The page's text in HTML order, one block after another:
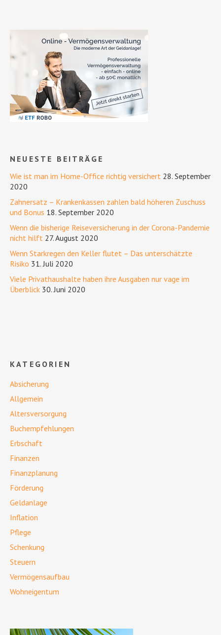
NEUESTE BEITRÄGE
Wie ist man im Home-Office richtig versichert 28. September
2020
Zahnersatz – Krankenkassen zahlen bald höheren Zuschuss
und Bonus 18. September 2020
Wenn die bisherige Reiseversicherung in der Corona-Pandemie
nicht hilft 27. August 2020
Wenn Starkregen den Keller flutet – Das unterschätzte
Risiko 31. Juli 2020
Viele Privathaushalte haben ihre Ausgaben nur vage im
Überblick 30. Juni 2020
KATEGORIEN
Absicherung
Allgemein
Altersversorgung
Buchempfehlungen
Erbschaft
Finanzen
Finanzplanung
Förderung
Geldanlage
Inflation
Pflege
Schenkung
Steuern
Vermögensaufbau
Wohneigentum